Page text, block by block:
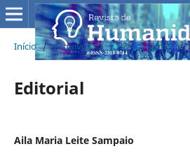
Início / Arquivos / v. 32 n. 1 (2017) /
Editorial
Aila Maria Leite Sampaio